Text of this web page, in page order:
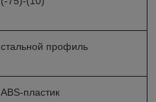
стальной профиль
ABS-пластик